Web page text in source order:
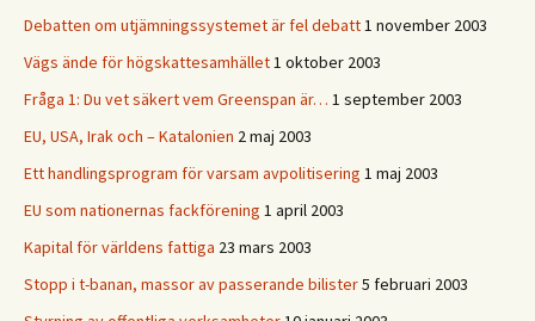
Debatten om utjämningssystemet är fel debatt1 november 2003
Vägs ände för högskattesamhället1 oktober 2003
Fråga 1: Du vet säkert vem Greenspan är… 1 september 2003
EU, USA, Irak och – Katalonien 2 maj 2003
Ett handlingsprogram för varsam avpolitisering 1 maj 2003
EU som nationernas fackförening 1 april 2003
Kapital för världens fattiga 23 mars 2003
Stopp i t-banan, massor av passerande bilister5 februari 2003